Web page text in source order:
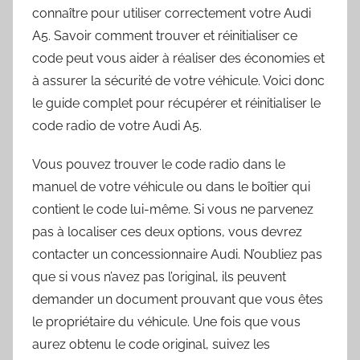
connaître pour utiliser correctement votre Audi
A5. Savoir comment trouver et réinitialiser ce
code peut vous aider à réaliser des économies et
à assurer la sécurité de votre véhicule. Voici donc
le guide complet pour récupérer et réinitialiser le
code radio de votre Audi A5.
Vous pouvez trouver le code radio dans le
manuel de votre véhicule ou dans le boîtier qui
contient le code lui-même. Si vous ne parvenez
pas à localiser ces deux options, vous devrez
contacter un concessionnaire Audi. N’oubliez pas
que si vous n’avez pas l’original, ils peuvent
demander un document prouvant que vous êtes
le propriétaire du véhicule. Une fois que vous
aurez obtenu le code original, suivez les